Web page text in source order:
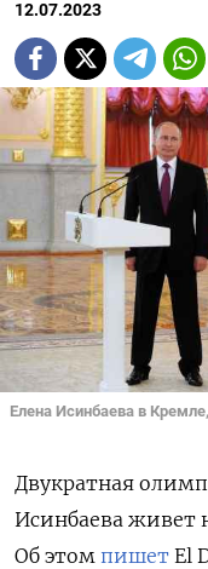
12.07.2023
Елена Исинбаева в
Двукратная
Исинбаева живет
Об этом пишет El